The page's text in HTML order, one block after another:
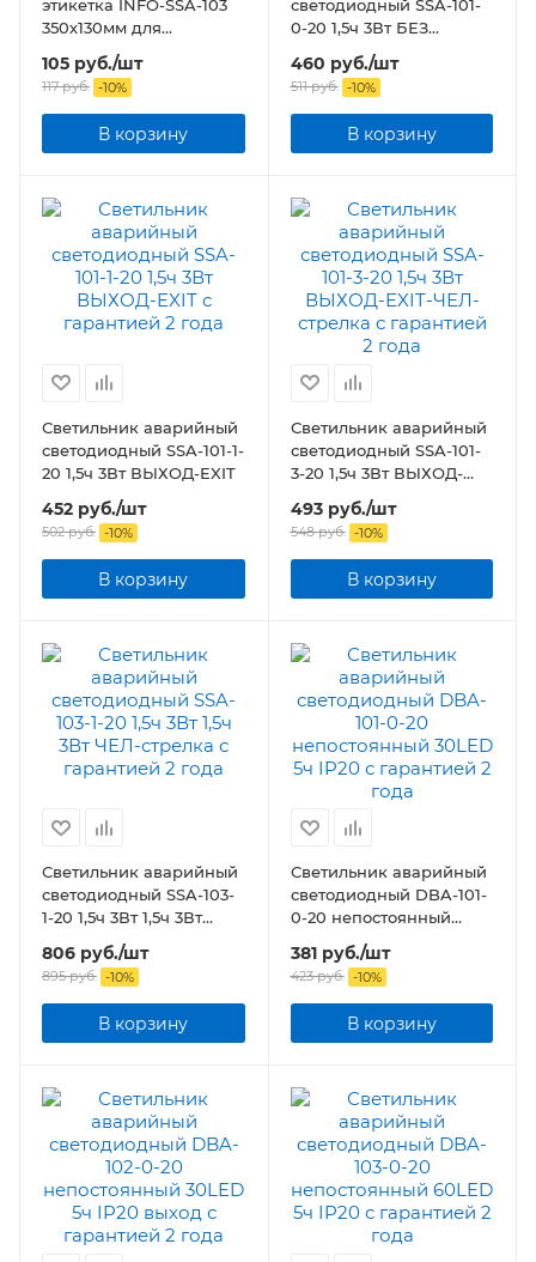
этикетка INFO-SSA-103
350х130мм для
светильников серии
SSA-101
105 руб./шт
117руб. -10%
В корзину
светодиодный SSA-101-
0-20 1,5ч 3Вт БЕЗ
ТЕКСТА,стикер
350х130мм
460 руб./шт
511руб. -10%
В корзину
Светильник аварийный
светодиодный SSA-101-1-
20 1,5ч 3Вт ВЫХОД-EXIT
452 руб./шт
502руб. -10%
В корзину
Светильник аварийный
светодиодный SSA-101-
3-20 1,5ч 3Вт ВЫХОД-
EXIT-ЧЕЛ-стрелка
493руб./шт
548руб. -10%
В корзину
Светильник аварийный
светодиодный SSA-103-
1-20 1,5ч 3Вт 1,5ч 3Вт
ЧЕЛ-стрелка
806 руб./шт
895руб. -10%
В корзину
Светильник аварийный
светодиодный DBA-101-
0-20 непостоянный
30LED 5ч IP20
381руб./шт
423руб. -10%
В корзину